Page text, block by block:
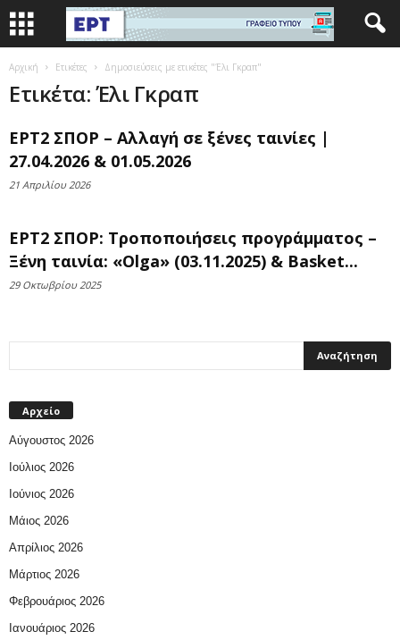
Αρχική Ετικέτες Δημοσιεύσεις με ετικέτες "Έλι Γκραπ"
Ετικέτα: Έλι Γκραπ
ΕΡΤ2 ΣΠΟΡ – Αλλαγή σε ξένες ταινίες |
27.04.2026 & 01.05.2026
21 Απριλίου 2026
ΕΡΤ2 ΣΠΟΡ: Τροποποιήσεις προγράμματος –
Ξένη ταινία: «Olga» (03.11.2025) & Basket...
29 Οκτωβρίου 2025
Αρχείο
Αύγουστος 2026
Ιούλιος 2026
Ιούνιος 2026
Μάιος 2026
Απρίλιος 2026
Μάρτιος 2026
Φεβρουάριος 2026
Ιανουάριος 2026